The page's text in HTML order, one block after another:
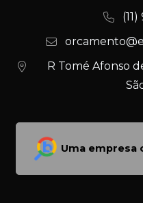
R Tomé Afonso
Uma empresa